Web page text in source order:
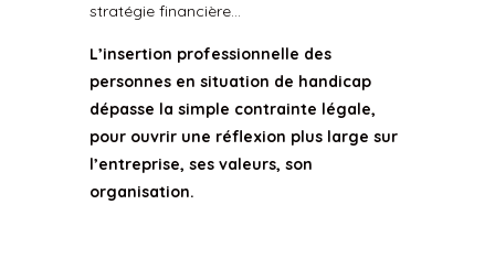
stratégie financière…
L’insertion professionnelle des
personnes en situation de handicap
dépasse la simple contrainte légale,
pour ouvrir une réflexion plus large sur
l’entreprise, ses valeurs, son
organisation.